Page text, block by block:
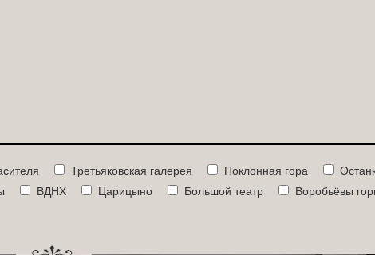
Третьяковская галерея Поклонная гора
ВДНХ Царицыно Большой театр Воробьёвы